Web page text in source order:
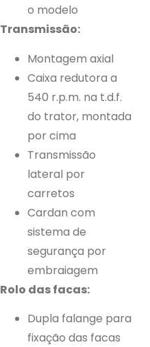
o modelo
Transmissão:
Montagem axial
Caixa redutora a
540 r.p.m. na t.d.f.
do trator, montada
por cima
Transmissão
lateral por
carretos
Cardan com
sistema de
segurança por
embraiagem
Rolo das facas:
Dupla falange para
fixação das facas